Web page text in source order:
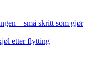
– små skritt som gjør
etter flytting